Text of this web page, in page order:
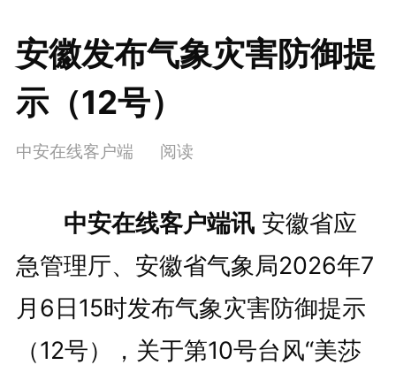
安徽发布气象灾害防御提
示（12号）
中安在线客户端 阅读
中安在线客户端讯安徽省应
急管理厅、安徽省气象局2026年7
月6日15时发布气象灾害防御提示
（12号），关于第10号台风“美莎